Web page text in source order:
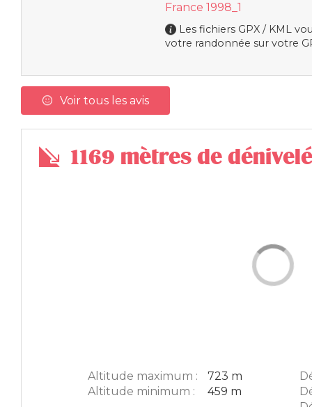
France 1998_1
Les fichiers GPX / KML
votre randonnée sur votre
Voir tous les avis
1169 mètres de dénivelé
Altitude maximum :
723 m
Altitude minimum :
459 m